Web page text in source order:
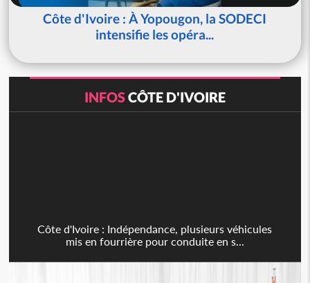
Côte d'Ivoire : À Yopougon, la SODECI
intensifie les opéra...
INFOSCÔTE D'IVOIRE
Côte d'Ivoire : Indépendance, plusieurs véhicules
mis en fourrière pour conduite en s...